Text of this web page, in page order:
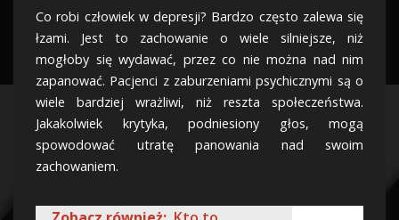
Co robi człowiek w depresji? Bardzo często zalewa się
łzami. Jest to zachowanie o wiele silniejsze, niż
mogłoby się wydawać, przez co nie można nad nim
zapanować. Pacjenci z zaburzeniami psychicznymi są o
wiele bardziej wrażliwi, niż reszta społeczeństwa.
Jakakolwiek krytyka, podniesiony głos, mogą
spowodować utratę panowania nad swoim
zachowaniem.